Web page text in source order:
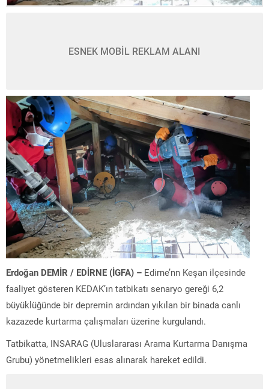
ESNEK MOBİL REKLAM ALANI
Erdoğan DEMİR / EDİRNE (İGFA) – Edirne’nn Keşan ilçesinde
faaliyet gösteren KEDAK’ın tatbikatı senaryo gereği 6,2
büyüklüğünde bir depremin ardından yıkılan bir binada canlı
kazazede kurtarma çalışmaları üzerine kurgulandı.
Tatbikatta, INSARAG (Uluslararası Arama Kurtarma Danışma
Grubu) yönetmelikleri esas alınarak hareket edildi.